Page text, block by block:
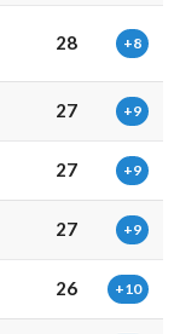
28 +8
27 +9
27 +9
27 +9
26 +10